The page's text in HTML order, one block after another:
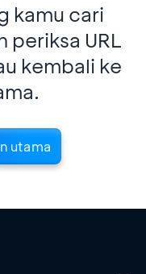
kamu cari
periksa URL
kembali ke
utama